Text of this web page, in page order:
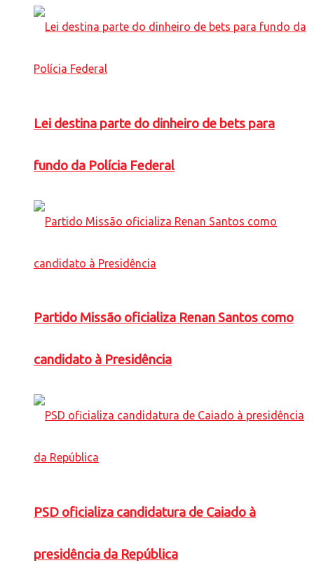
Lei destina parte do dinheiro de bets para
fundo da Polícia Federal
Partido Missão oficializa Renan Santos como
candidato à Presidência
PSD oficializa candidatura de Caiado à
presidência da República